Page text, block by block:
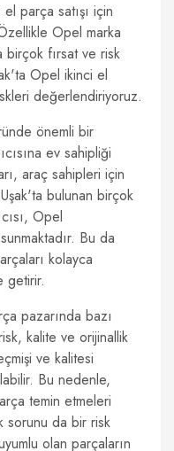
parça satışı için
Opel marka
birçok fırsat ve risk
Opel ikinci el
değerlendiriyoruz.
önemli bir
ev sahipliği
araç sahipleri için
bulunan birçok
Opel
Bu da
kolayca
getirir.
pazarında bazı
kalite ve orijinallik
ve kalitesi
Bu nedenle,
temin etmeleri
sorunu da bir risk
olan parçaların